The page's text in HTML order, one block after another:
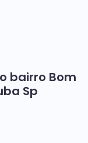
bairro Bom
Sp